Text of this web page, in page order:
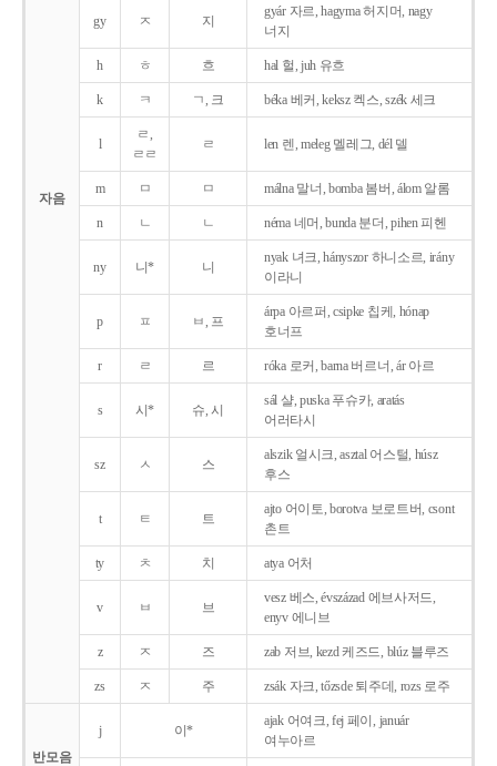
자음
gy ㅈ 지
gyár 자르, hagyma 허지머, nagy
너지
h ㅎ 흐 hal 헐, juh 유흐
k ㅋ ㄱ, 크 béka 베커, keksz 켁스, szék 세크
l
ㄹ,
ㄹㄹ
ㄹ len 렌, meleg 멜레그, dél 델
m ㅁ ㅁ málna 말너, bomba 봄버, álom 알롬
n ㄴ ㄴ néma 네머, bunda 분더, pihen 피헨
ny 니* 니
nyak 녀크, hányszor 하니소르, irány
이라니
p ㅍ ㅂ, 프
árpa 아르퍼, csipke 칩케, hónap
호너프
r ㄹ 르 róka 로커, barna 버르너, ár 아르
s 시* 슈, 시
sál 샬, puska 푸슈카, aratás
어러타시
sz ㅅ 스
alszik 얼시크, asztal 어스털, húsz
후스
t ㅌ 트
ajto 어이토, borotva 보로트버, csont
촌트
ty ㅊ 치 atya 어처
v ㅂ 브
vesz 베스, évszázad 에브사저드,
enyv 에니브
z ㅈ 즈 zab 저브, kezd 케즈드, blúz 블루즈
zs ㅈ 주 zsák 자크, tőzsde 퇴주데, rozs 로주
반모음
j 이*
ajak 어여크, fej 페이, január
여누아르